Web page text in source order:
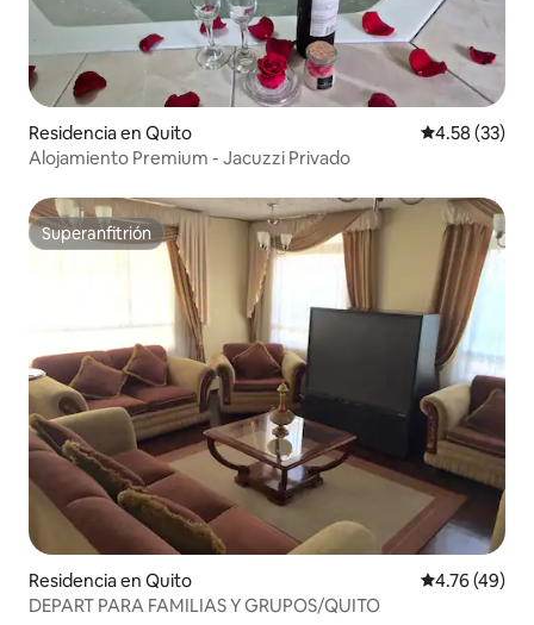
Residencia en Quito Calificación
4.58 (33)
Alojamiento Premium - Jacuzzi Privado
Superanfitrión
Superanfitrión
Residencia en Quito Calificación
4.76 (49)
DEPART PARA FAMILIAS Y GRUPOS/QUITO